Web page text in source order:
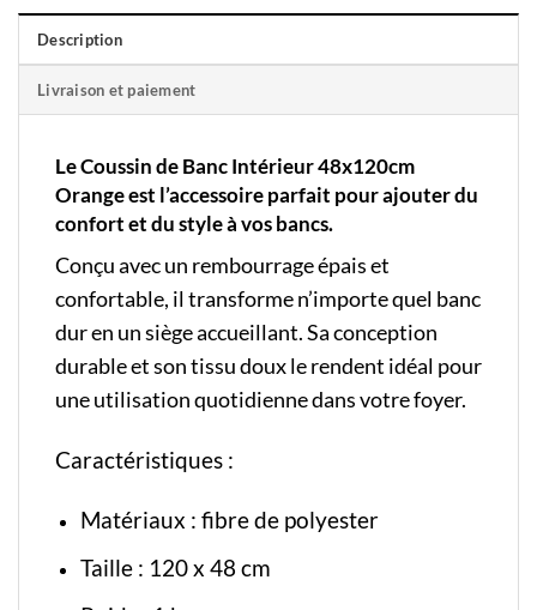
Description
Livraison et paiement
Le Coussin de Banc Intérieur 48x120cm
Orange est l’accessoire parfait pour ajouter du
confort et du style à vos bancs.
Conçu avec un rembourrage épais et
confortable, il transforme n’importe quel banc
dur en un siège accueillant. Sa conception
durable et son tissu doux le rendent idéal pour
une utilisation quotidienne dans votre foyer.
Caractéristiques :
Matériaux : fibre de polyester
Taille : 120 x 48 cm